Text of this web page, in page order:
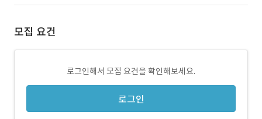
모집 요건
로그인해서 모집 요건을 확인해보세요.
로그인